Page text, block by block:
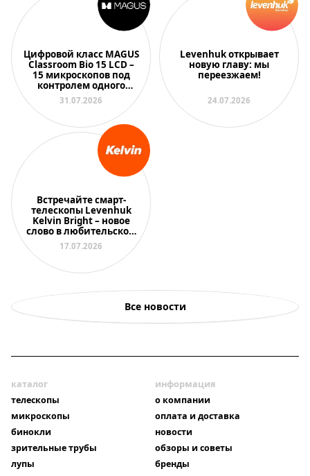
Цифровой класс MAGUS
Classroom Bio 15 LCD –
15 микроскопов под
контролем одного
преподавателя
31.07.2026
Levenhuk открывает
новую главу: мы
переезжаем!
24.07.2026
Встречайте смарт-
телескопы Levenhuk
Kelvin Bright – новое
слово в любительской
астрономии
17.07.2026
Все новости
каталог
телескопы
микроскопы
бинокли
зрительные трубы
лупы
информация
о компании
оплата и доставка
новости
обзоры и советы
бренды